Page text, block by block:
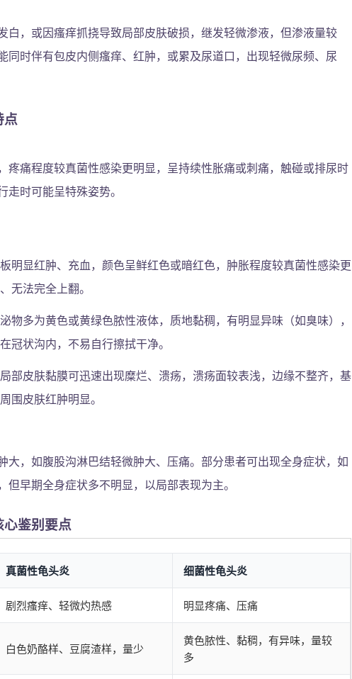
白，或因瘙痒抓挠导致局部皮肤破损，继发轻微渗液，但渗液量较
同时伴有包皮内侧瘙痒、红肿，或累及尿道口，出现轻微尿频、尿
点
疼痛程度较真菌性感染更明显，呈持续性胀痛或刺痛，触碰或排尿时
时可能呈特殊姿势。
明显红肿、充血，颜色呈鲜红色或暗红色，肿胀程度较真菌性感染更
无法完全上翻。
物多为黄色或黄绿色脓性液体，质地黏稠，有明显异味（如臭味），
冠状沟内，不易自行擦拭干净。
部皮肤黏膜可迅速出现糜烂、溃疡，溃疡面较表浅，边缘不整齐，基
围皮肤红肿明显。
大，如腹股沟淋巴结轻微肿大、压痛。部分患者可出现全身症状，如
早期全身症状多不明显，以局部表现为主。
鉴别要点
真菌性龟头炎 细菌性龟头炎
剧烈瘙痒、轻微灼热感 明显疼痛、压痛
白色奶酪样、豆腐渣样，量少
黄色脓性、黏稠，有异味，量较
多